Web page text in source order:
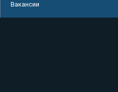
Вакансии